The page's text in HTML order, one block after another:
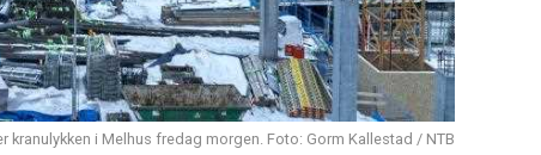
kranulykken i Melhus fredag morgen. Foto: Gorm Kallestad / NTB